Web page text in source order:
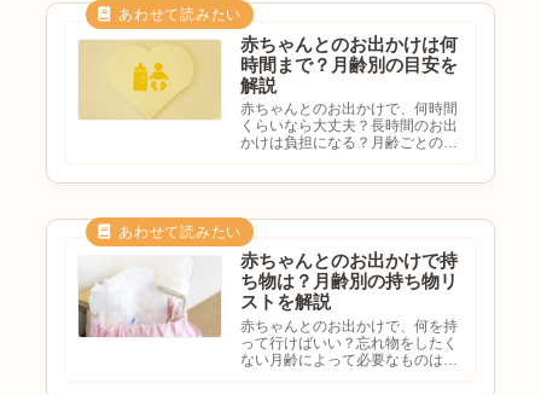
くなったり、ぐずったりするこ
と...
赤ちゃんとのお出かけは何
時間まで？月齢別の目安を
解説
赤ちゃんとのお出かけで、何時間
くらいなら大丈夫？長時間のお出
かけは負担になる？月齢ごとの目
んが、月齢や体調に合わせて無
理...
赤ちゃんとのお出かけで持
ち物は？月齢別の持ち物リ
ストを解説
赤ちゃんとのお出かけで、何を持
って行けばいい？忘れ物をしたく
ない月齢によって必要なものは違